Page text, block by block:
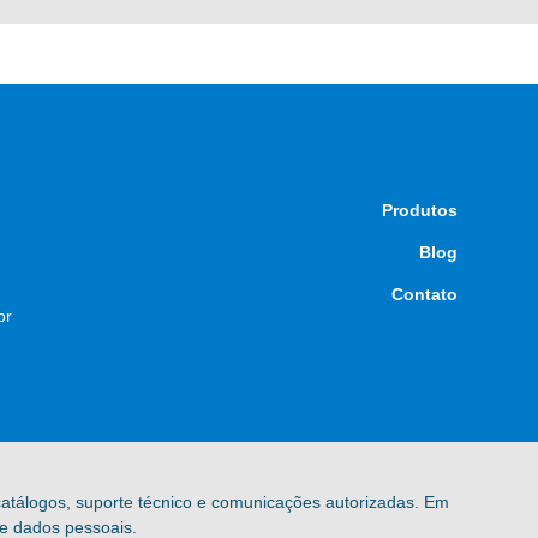
Produtos
Blog
Contato
suporte técnico e comunicações autorizadas. Em
dados pessoais.